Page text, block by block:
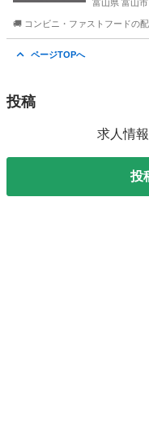
富山県 富山市
🚚 コンビニ・ファストフードの
ページTOPへ
投稿
求人情
投